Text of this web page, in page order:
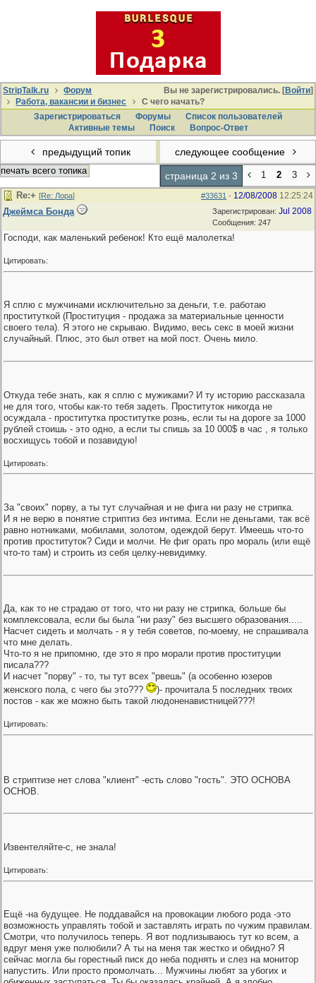
Вы не зарегистрировались. [Войти]
StripTalk.ru
Форум
Работа, вакансии и бизнес
С чего начать?
Зарегистрироваться
Форумы
Список пользователей
Активные темы
Поиcк Вопрос-Ответ
предыдущий топик следующее сообщение
печать всего топика страница 2 из 3 1 2 3
#33631 - 12/08/2008 12:25:24
Re:+ [Re: Лора]
Зарегистрирован: Jul 2008
Сообщения: 247
Джеймса Бонда
Господи, как маленький ребенок! Кто ещё малолетка!
Цитировать:
Я сплю с мужчинами исключительно за деньги, т.е. работаю
проституткой (Проституция - продажа за материальные ценности
своего тела). Я этого не скрываю. Видимо, весь секс в моей жизни
случайный. Плюс, это был ответ на мой пост. Очень мило.
Откуда тебе знать, как я сплю с мужиками? И ту историю рассказала
не для того, чтобы как-то тебя задеть. Проституток никогда не
осуждала - проститутка проститутке рознь, если ты на дороге за 1000
рублей стоишь - это одно, а если ты спишь за 10 000$ в час , я только
восхищусь тобой и позавидую!
Цитировать:
За "своих" порву, а ты тут случайная и не фига ни разу не стрипка.
И я не верю в понятие стриптиз без интима. Если не деньгами, так всё
равно нотниками, мобилами, золотом, одеждой берут. Имеешь что-то
против проституток? Сиди и молчи. Не фиг орать про мораль (или ещё
что-то там) и строить из себя целку-невидимку.
Да, как то не страдаю от того, что ни разу не стрипка, больше бы
комплексовала, если бы была "ни разу" без высшего образования.....
Насчет сидеть и молчать - я у тебя советов, по-моему, не спрашивала
что мне делать.
Что-то я не припомню, где это я про морали против проституции
писала???
И насчет "порву" - то, ты тут всех "рвешь" (а особенно юзеров
женского пола, с чего бы это???
)- прочитала 5 последних твоих
постов - как же можно быть такой людоненавистницей???!
Цитировать:
В стриптизе нет слова "клиент" -есть слово "гость". ЭТО ОСНОВА
ОСНОВ.
Извентеляйте-с, не знала!
Цитировать:
Ещё -на будущее. Не поддавайся на провокации любого рода -это
возможность управлять тобой и заставлять играть по чужим правилам.
Смотри, что получилось теперь. Я вот подлизываюсь тут ко всем, а
вдруг меня уже полюбили? А ты на меня так жестко и обидно? Я
сейчас могла бы горестный писк до неба поднять и слез на монитор
напустить. Или просто промолчать... Мужчины любят за убогих и